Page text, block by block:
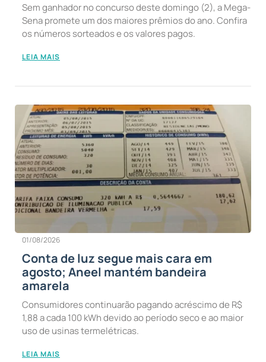
Sem ganhador no concurso deste domingo (2), a Mega-
Sena promete um dos maiores prêmios do ano. Confira
os números sorteados e os valores pagos.
LEIA MAIS
01/08/2026
Conta de luz segue mais cara em
agosto; Aneel mantém bandeira
amarela
Consumidores continuarão pagando acréscimo de R$
1,88 a cada 100 kWh devido ao período seco e ao maior
uso de usinas termelétricas.
LEIA MAIS